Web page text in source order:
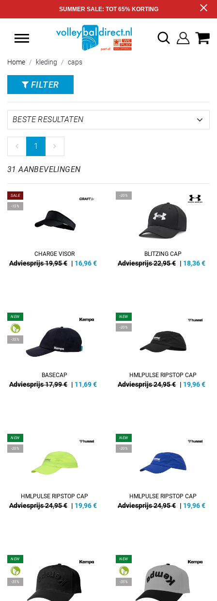
SUMMER SALE: TOT 65% KORTING
Home kleding caps
FILTER
1
31 AANBEVELINGEN
SALE
-15%
CHARGE VISOR
Adviesprijs 19,95 € | 16,96€
-20%
BLITZING CAP
Adviesprijs 22,95 € | 18,36€
NEW
-35%
BASECAP
Adviesprijs 17,99 € | 11,69€
NEW
-20%
HMLPULSE RIPSTOP CAP
Adviesprijs 24,95 € | 19,96€
NEW
-20%
HMLPULSE RIPSTOP CAP
Adviesprijs 24,95 € | 19,96€
NEW
-20%
HMLPULSE RIPSTOP CAP
Adviesprijs 24,95 € | 19,96€
NEW
-35%
NEW
-35%